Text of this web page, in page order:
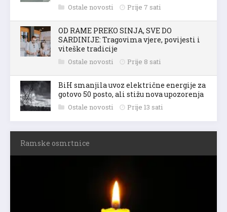
Ostale novosti Prije 7 sati
OD RAME PREKO SINJA, SVE DO
SARDINIJE: Tragovima vjere, povijesti i
viteške tradicije
Ostale novosti Prije 8 sati
BiH smanjila uvoz električne energije za
gotovo 50 posto, ali stižu nova upozorenja
Ostale novosti Prije 13 sati
Ramske osmrtnice